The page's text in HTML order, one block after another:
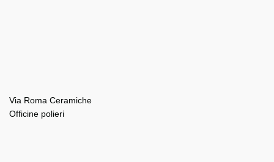
Via Roma Ceramiche
Officine polieri